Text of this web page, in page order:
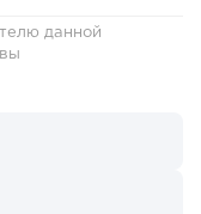
данной